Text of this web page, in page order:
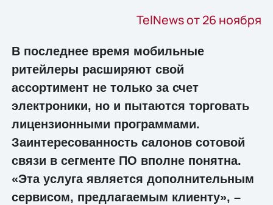
TelNews от 26 ноября
В последнее время мобильные
ритейлеры расширяют свой
ассортимент не только за счет
электроники, но и пытаются торговать
лицензионными программами.
Заинтересованность салонов сотовой
связи в сегменте ПО вполне понятна.
«Эта услуга является дополнительным
сервисом, предлагаемым клиенту», –